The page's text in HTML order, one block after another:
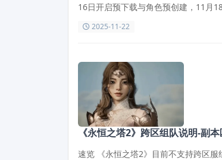
16日开启预下载与角色预创建，11月
2025-11-22
《永恒之塔2》跨区组队说明-副
速览 《永恒之塔2》目前不支持跨区